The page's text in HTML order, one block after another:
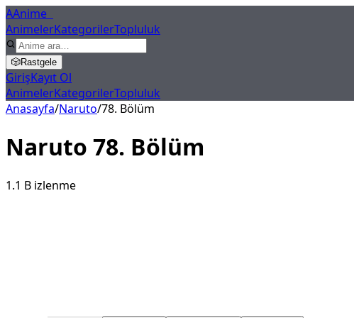
AAnime
AnimelerKategorilerTopluluk
🎲Rastgele
GirişKayıt Ol
AnimelerKategorilerTopluluk
Anasayfa/Naruto/78. Bölüm
Naruto 78. Bölüm
1.1 B izlenme